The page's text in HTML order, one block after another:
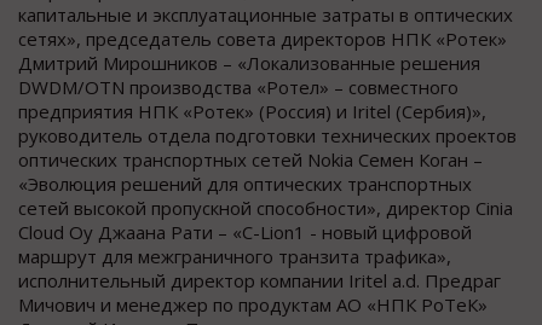
капитальные и эксплуатационные затраты в оптических
сетях», председатель совета директоров НПК «Ротек»
Дмитрий Мирошников – «Локализованные решения
DWDM/OTN производства «Ротел» – совместного
предприятия НПК «Ротек» (Россия) и Iritel (Сербия)»,
руководитель отдела подготовки технических проектов
оптических транспортных сетей Nokia Семен Коган –
«Эволюция решений для оптических транспортных
сетей высокой пропускной способности», директор Cinia
Cloud Oy Джаана Рати – «C-Lion1 - новый цифровой
маршрут для межграничного транзита трафика»,
исполнительный директор компании Iritel a.d. Предраг
Мичович и менеджер по продуктам АО «НПК РоТеК»